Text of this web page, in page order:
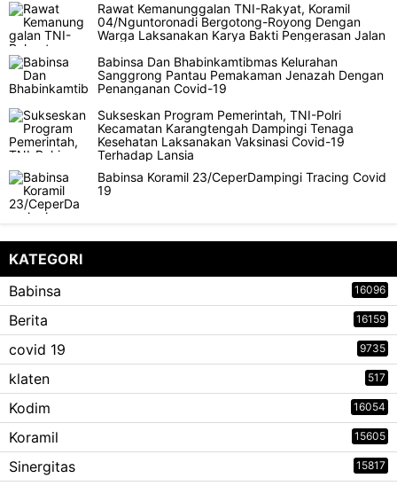
Rawat Kemanunggalan TNI-Rakyat, Koramil
04/Nguntoronadi Bergotong-Royong Dengan
Warga Laksanakan Karya Bakti Pengerasan Jalan
Babinsa Dan Bhabinkamtibmas Kelurahan
Sanggrong Pantau Pemakaman Jenazah Dengan
Penanganan Covid-19
Sukseskan Program Pemerintah, TNI-Polri
Kecamatan Karangtengah Dampingi Tenaga
Kesehatan Laksanakan Vaksinasi Covid-19
Terhadap Lansia
Babinsa Koramil 23/CeperDampingi Tracing Covid
19
KATEGORI
Babinsa
16096
Berita 16159
covid 19 9735
klaten 517
Kodim 16054
Koramil 15605
Sinergitas 15817